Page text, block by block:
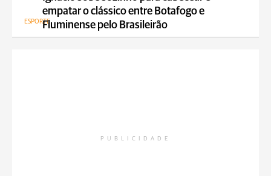
empatar o clássico entre Botafogo e
Fluminense pelo Brasileirão
ESPORTE
PUBLICIDADE